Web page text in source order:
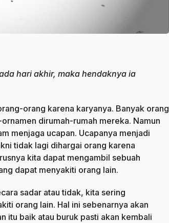
hari akhir, maka hendaknya ia
orang karena karyanya. Banyak orang
dirumah-rumah mereka. Namun
menjaga ucapan. Ucapanya menjadi
tidak lagi dihargai orang karena
kita dapat mengambil sebuah
dapat menyakiti orang lain.
sadar atau tidak, kita sering
orang lain. Hal ini sebenarnya akan
itu baik atau buruk pasti akan kembali